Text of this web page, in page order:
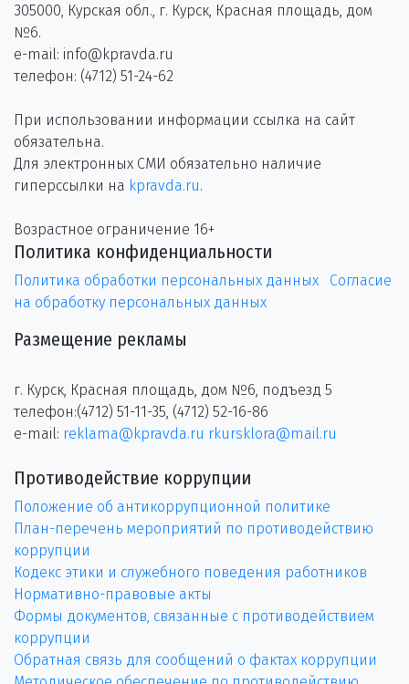
305000, Курская обл., г. Курск, Красная площадь, дом
№6.
e-mail: info@kpravda.ru
телефон: (4712) 51-24-62
При использовании информации ссылка на сайт
обязательна.
Для электронных СМИ обязательно наличие
гиперссылки на kpravda.ru.
Возрастное ограничение 16+
Политика конфиденциальности
Политика обработки персональных данных
Согласие
на обработку персональных данных
Размещение рекламы
г. Курск, Красная площадь, дом №6, подъезд 5
телефон:(4712) 51-11-35, (4712) 52-16-86
e-mail: reklama@kpravda.ru rkursklora@mail.ru
Противодействие коррупции
Положение об антикоррупционной политике
План-перечень мероприятий по противодействию
коррупции
Кодекс этики и служебного поведения работников
Нормативно-правовые акты
Формы документов, связанные с противодействием
коррупции
Обратная связь для сообщений о фактах коррупции